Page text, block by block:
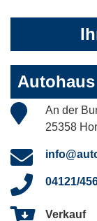
An der
25358
04121/
Verkauf